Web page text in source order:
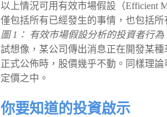
以上情況可用有效市場假設（Efficient
僅包括所有已經發生的事情，也包括
圖 1： 有效市場假設分析的投資者行為
試想像，某公司傳出消息正在開發某
正式公佈時，股價幾乎不動。同樣理
定價之中。
你要知道的投資啟示